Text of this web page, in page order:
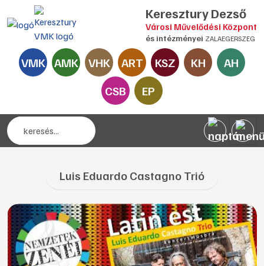
Keresztury Dezső
Városi Művelődési Központ
és intézményei ZALAEGERSZEG
VMK AMK VHK ART KSZ KH
AH
CSB
EP
Luis Eduardo Castagno Trió